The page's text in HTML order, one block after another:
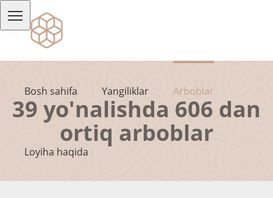
Bosh sahifa Yangiliklar Arboblar
Loyiha haqida
39 yo'nalishda 606 dan
ortiq arboblar